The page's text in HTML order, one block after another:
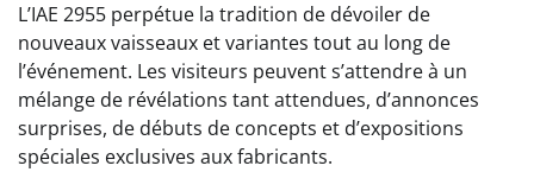
L’IAE 2955 perpétue la tradition de dévoiler de
nouveaux vaisseaux et variantes tout au long de
l’événement. Les visiteurs peuvent s’attendre à un
mélange de révélations tant attendues, d’annonces
surprises, de débuts de concepts et d’expositions
spéciales exclusives aux fabricants.